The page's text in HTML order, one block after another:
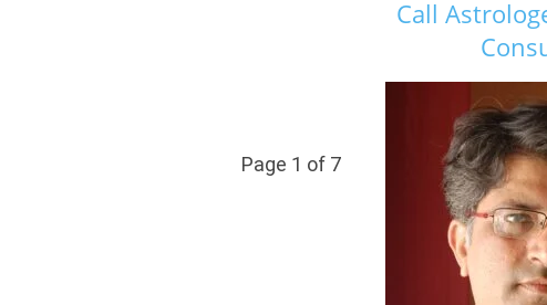
Page 1 of 7
Call